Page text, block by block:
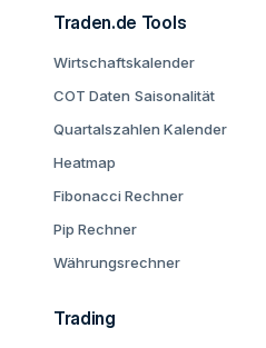
Traden.de Tools
Wirtschaftskalender
COT Daten Saisonalität
Quartalszahlen Kalender
Heatmap
Fibonacci Rechner
Pip Rechner
Währungsrechner
Trading